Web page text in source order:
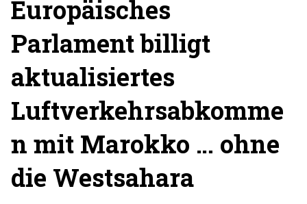
Europäisches
Parlament billigt
aktualisiertes
Luftverkehrsabkomme
n mit Marokko … ohne
die Westsahara